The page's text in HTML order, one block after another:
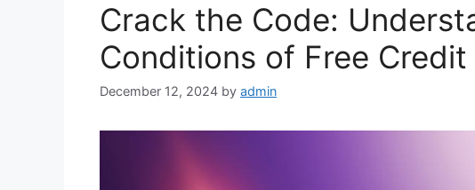
Crack the Code:
Conditions of Free
December 12, 2024 by admin